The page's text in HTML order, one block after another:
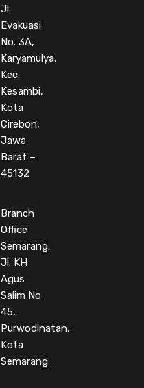
Jl.
Evakuasi
No. 3A,
Karyamulya,
Kec.
Kesambi,
Kota
Cirebon,
Jawa
Barat –
45132
Branch
Office
Semarang:
Jl. KH
Agus
Salim No
45,
Purwodinatan,
Kota
Semarang